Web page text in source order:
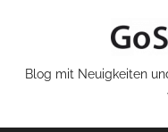
Blog mit Neuigkeiten